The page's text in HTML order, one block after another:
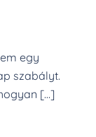
egy
szabályt.
[…]